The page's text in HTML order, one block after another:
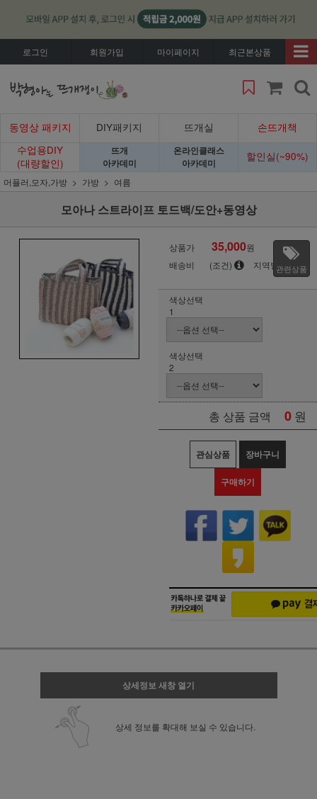
로그인 회원가입 마이페이지 최근본상품
동영상 패키지 DIY패키지 뜨개실
손뜨개책
수업용DIY
(대량할인)
뜨개
아카데미
온라인클래스
아카데미
할인실(~90%)
머플러,모자,가방 가방 여름
모아나 스트라이프 토드백/도안+동영상
상품가 35,000원
배송비
(조건) 지역별관련상품
색상선택
1
색상선택
2
총 상품 금액 0 원
관심상품 장바구니
구매하기
상세정보 새창 열기
상세 정보를 확대해 보실 수 있습니다.